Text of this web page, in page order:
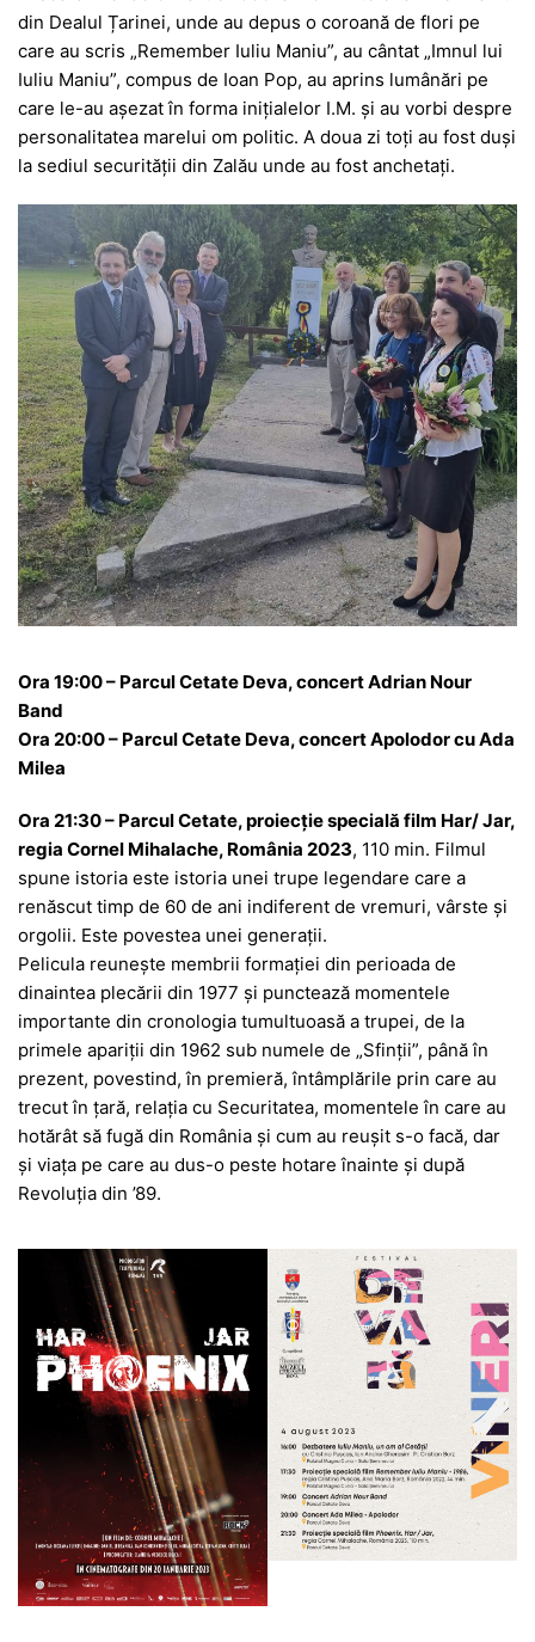
din Dealul Țarinei, unde au depus o coroană de flori pe
care au scris „Remember Iuliu Maniu”, au cântat „Imnul lui
Iuliu Maniu”, compus de Ioan Pop, au aprins lumânări pe
care le-au așezat în forma inițialelor I.M. și au vorbi despre
personalitatea marelui om politic. A doua zi toți au fost duși
la sediul securității din Zalău unde au fost anchetați.
Ora 19:00 – Parcul Cetate Deva, concert Adrian Nour
Band
Ora 20:00 – Parcul Cetate Deva, concert Apolodor cu Ada
Milea
Ora 21:30 – Parcul Cetate, proiecție specială film Har/ Jar,
regia Cornel Mihalache, România 2023, 110 min. Filmul
spune istoria este istoria unei trupe legendare care a
renăscut timp de 60 de ani indiferent de vremuri, vârste și
orgolii. Este povestea unei generații.
Pelicula reunește membrii formației din perioada de
dinaintea plecării din 1977 și punctează momentele
importante din cronologia tumultuoasă a trupei, de la
primele apariții din 1962 sub numele de „Sfinții”, până în
prezent, povestind, în premieră, întâmplările prin care au
trecut în țară, relația cu Securitatea, momentele în care au
hotărât să fugă din România și cum au reușit s-o facă, dar
și viața pe care au dus-o peste hotare înainte și după
Revoluția din ’89.